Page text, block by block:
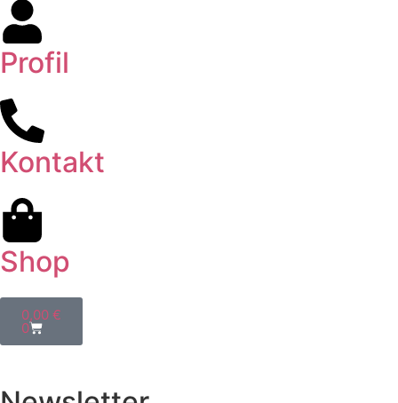
Profil
Kontakt
Shop
0,00 €
0